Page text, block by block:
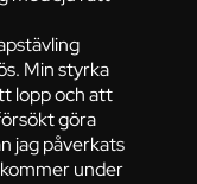
Min styrka
lopp och att
göra
jag påverkats
under